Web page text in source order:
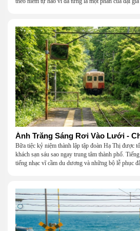
Ánh Trăng Sáng Rơi Vào Lưới -
Bữa tiệc kỷ niệm thành lập tập đoàn Hạ Thị được
khách sạn sáu sao ngay trung tâm thành phố.
tiếng nhạc vĩ cầm du dương và những bộ lễ phục